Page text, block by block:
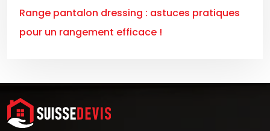
Range pantalon dressing : astuces pratiques
pour un rangement efficace !